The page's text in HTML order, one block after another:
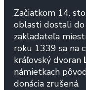
Začiatkom 14.
oblasti dostali
zakladateľa
roku 1339 sa na
kráľovský dvoran
námietkach
donácia zrušená.